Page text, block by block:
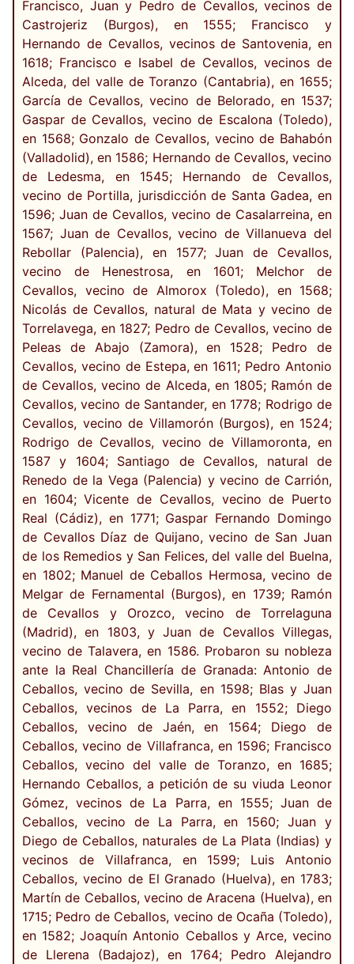
Francisco, Juan y Pedro de Cevallos, vecinos de
Castrojeriz (Burgos), en 1555; Francisco y
Hernando de Cevallos, vecinos de Santovenia, en
1618; Francisco e Isabel de Cevallos, vecinos de
Alceda, del valle de Toranzo (Cantabria), en 1655;
García de Cevallos, vecino de Belorado, en 1537;
Gaspar de Cevallos, vecino de Escalona (Toledo),
en 1568; Gonzalo de Cevallos, vecino de Bahabón
(Valladolid), en 1586; Hernando de Cevallos, vecino
de Ledesma, en 1545; Hernando de Cevallos,
vecino de Portilla, jurisdicción de Santa Gadea, en
1596; Juan de Cevallos, vecino de Casalarreina, en
1567; Juan de Cevallos, vecino de Villanueva del
Rebollar (Palencia), en 1577; Juan de Cevallos,
vecino de Henestrosa, en 1601; Melchor de
Cevallos, vecino de Almorox (Toledo), en 1568;
Nicolás de Cevallos, natural de Mata y vecino de
Torrelavega, en 1827; Pedro de Cevallos, vecino de
Peleas de Abajo (Zamora), en 1528; Pedro de
Cevallos, vecino de Estepa, en 1611; Pedro Antonio
de Cevallos, vecino de Alceda, en 1805; Ramón de
Cevallos, vecino de Santander, en 1778; Rodrigo de
Cevallos, vecino de Villamorón (Burgos), en 1524;
Rodrigo de Cevallos, vecino de Villamoronta, en
1587 y 1604; Santiago de Cevallos, natural de
Renedo de la Vega (Palencia) y vecino de Carrión,
en 1604; Vicente de Cevallos, vecino de Puerto
Real (Cádiz), en 1771; Gaspar Fernando Domingo
de Cevallos Díaz de Quijano, vecino de San Juan
de los Remedios y San Felices, del valle del Buelna,
en 1802; Manuel de Ceballos Hermosa, vecino de
Melgar de Fernamental (Burgos), en 1739; Ramón
de Cevallos y Orozco, vecino de Torrelaguna
(Madrid), en 1803, y Juan de Cevallos Villegas,
vecino de Talavera, en 1586. Probaron su nobleza
ante la Real Chancillería de Granada: Antonio de
Ceballos, vecino de Sevilla, en 1598; Blas y Juan
Ceballos, vecinos de La Parra, en 1552; Diego
Ceballos, vecino de Jaén, en 1564; Diego de
Ceballos, vecino de Villafranca, en 1596; Francisco
Ceballos, vecino del valle de Toranzo, en 1685;
Hernando Ceballos, a petición de su viuda Leonor
Gómez, vecinos de La Parra, en 1555; Juan de
Ceballos, vecino de La Parra, en 1560; Juan y
Diego de Ceballos, naturales de La Plata (Indias) y
vecinos de Villafranca, en 1599; Luis Antonio
Ceballos, vecino de El Granado (Huelva), en 1783;
Martín de Ceballos, vecino de Aracena (Huelva), en
1715; Pedro de Ceballos, vecino de Ocaña (Toledo),
en 1582; Joaquín Antonio Ceballos y Arce, vecino
de Llerena (Badajoz), en 1764; Pedro Alejandro